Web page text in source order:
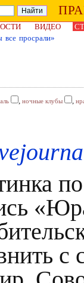
ВИДЕО
просрали»
, ночные клубы ,
с